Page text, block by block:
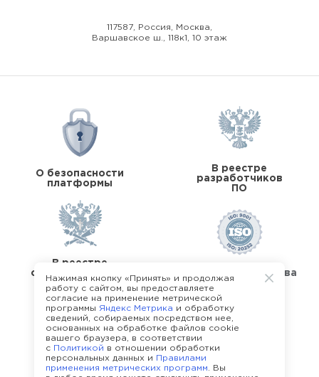
117587, Россия, Москва,
Варшавское ш., 118к1, 10 этаж
О безопасности
платформы
В реестре
разработчиков
ПО
В реестре
операторов перс.
данных
Стандарты качества
О команде Happy Job
Нажимая кнопку «Принять» и продолжая
работу с сайтом, вы предоставляете
согласие на применение метрической
программы Яндекс Метрика и обработку
сведений, собираемых посредством нее,
основанных на обработке файлов cookie
вашего браузера, в соответствии
с Политикой в отношении обработки
персональных данных и
Правилами
применения метрических программ . Вы